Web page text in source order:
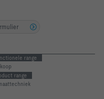
range
range